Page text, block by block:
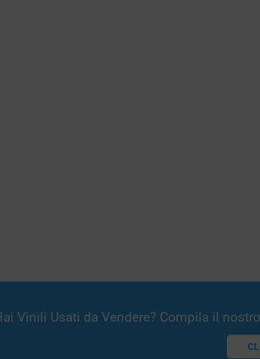
Vinili Usati da Vendere? Compila il